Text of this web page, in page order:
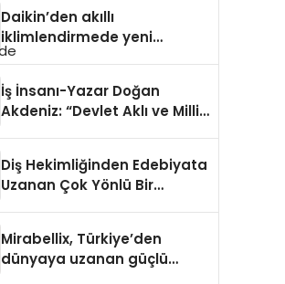
Daikin’den akıllı
iklimlendirmede yeni
dönem: Madoka Plus
İş İnsanı-Yazar Doğan
Akdeniz: “Devlet Aklı ve Milli
Diş Hekimliğinden Edebiyata
Uzanan Çok Yönlü Bir
Mirabellix, Türkiye’den
dünyaya uzanan güçlü